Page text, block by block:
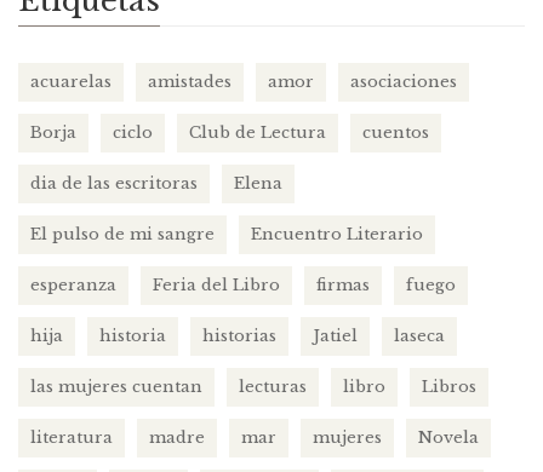
acuarelas amistades amor asociaciones
Borja ciclo Club de Lectura cuentos
dia de las escritoras Elena
El pulso de mi sangre Encuentro Literario
esperanza Feria del Libro firmas fuego
hija historia historias Jatiel laseca
las mujeres cuentan lecturas libro Libros
literatura madre mar mujeres Novela